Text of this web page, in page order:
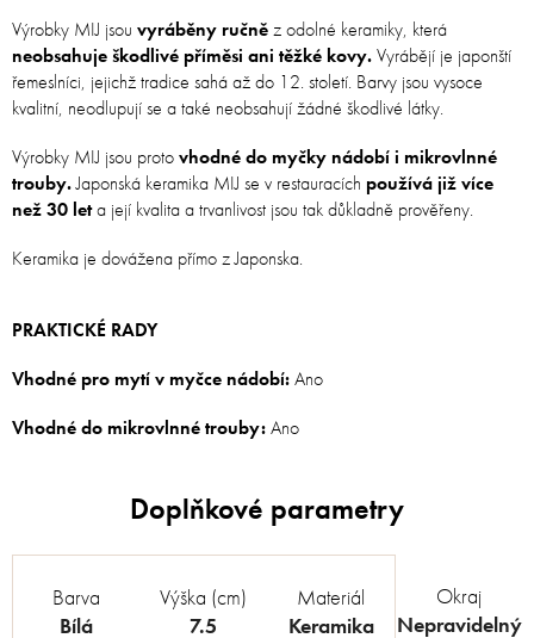
Výrobky MIJ jsou vyráběny ručněz odolné keramiky, která
neobsahuje škodlivé příměsi ani těžké kovy.Vyrábějí je japonští
řemeslníci, jejichž tradice sahá až do 12. století. Barvy jsou vysoce
kvalitní, neodlupují se a také neobsahují žádné škodlivé látky.
Výrobky MIJ jsou protovhodné do myčky nádobí i mikrovlnné
trouby.Japonská keramika MIJ se v restauracích používá již více
než 30 leta její kvalita a trvanlivost jsou tak důkladně prověřeny.
Keramika je dovážena přímo z Japonska.
PRAKTICKÉ RADY
Vhodné pro mytí v myčce nádobí:Ano
Vhodné do mikrovlnné trouby:Ano
Barva
Bílá
Výška (cm)
7.5
Materiál
Keramika
Okraj
Nepravidelný